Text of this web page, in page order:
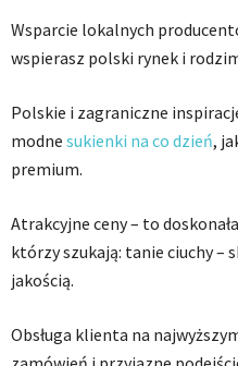
Wsparcie lokalnych
wspierasz polski rynek i
Polskie i zagraniczne
modne sukienki na co dzień,
premium.
Atrakcyjne ceny – to
którzy szukają: tanie ciuchy –
jakością.
Obsługa klienta na